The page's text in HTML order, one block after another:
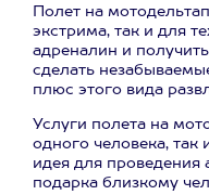
Полет на
экстрима, так и для
адреналин и
сделать
плюс этого вида
Услуги полета на
одного человека, так
идея для проведения
подарка близкому